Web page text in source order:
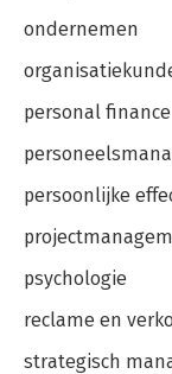
ondernemen
personal finance
persoonlijke
psychologie
reclame en
strategisch